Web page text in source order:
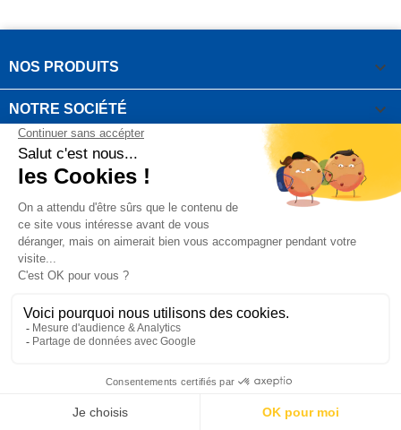
NOS PRODUITS 
NOTRE SOCIÉTÉ 
VOTRE COMPTE
QUESTIONS FRÉQUEMMENT POSÉES